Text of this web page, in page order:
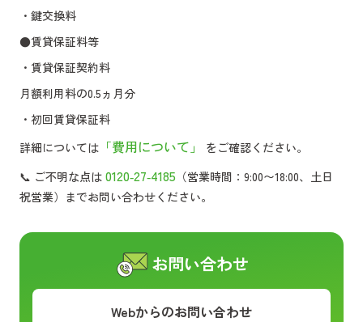
・鍵交換料
●賃貸保証料等
・賃貸保証契約料
月額利用料の0.5ヵ月分
・初回賃貸保証料
詳細については 「費用について」
をご確認ください。
📞 ご不明な点は 0120‑27‑4185 （営業時間：9:00〜18:00、土日
祝営業）までお問い合わせください。
お問い合わせ
Webからのお問い合わせ